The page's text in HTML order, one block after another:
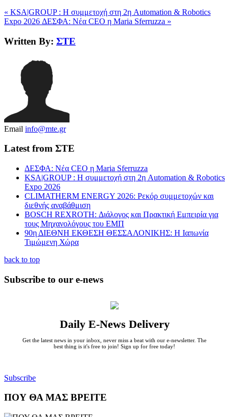
« KSA|GROUP : Η συμμετοχή στη 2η Automation & Robotics
Expo 2026 ΔΕΣΦΑ: Νέα CEO η Maria Sferruzza »
Written By: ΣΤΕ
Email info@mte.gr
Latest from ΣΤΕ
ΔΕΣΦΑ: Νέα CEO η Maria Sferruzza
KSA|GROUP : Η συμμετοχή στη 2η Automation & Robotics
Expo 2026
CLIMATHERM ENERGY 2026: Ρεκόρ συμμετοχών και
διεθνής αναβάθμιση
BOSCH REXROTH: Διάλογος και Πρακτική Εμπειρία για
τους Μηχανολόγους του ΕΜΠ
90η ΔΙΕΘΝΗ ΕΚΘΕΣΗ ΘΕΣΣΑΛΟΝΙΚΗΣ: Η Ιαπωνία
Τιμώμενη Χώρα
back to top
Subscribe to our e-news
Daily E-News Delivery
Get the latest news in your inbox, never miss a beat with our e-newsletter. The
best thing is it's free to join! Sign up for free today!
Subscribe
ΠΟΥ ΘΑ ΜΑΣ ΒΡΕΙΤΕ